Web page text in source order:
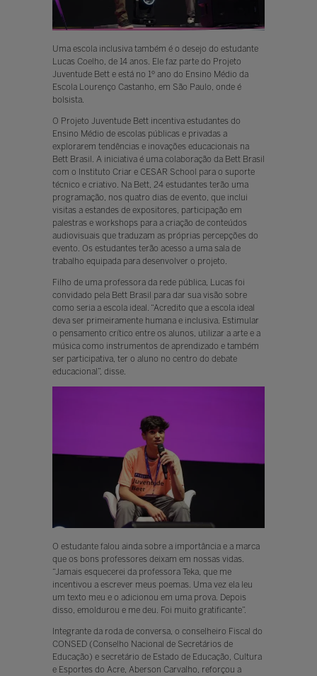
Uma escola inclusiva também é o desejo do estudante
Lucas Coelho, de 14 anos. Ele faz parte do Projeto
Juventude Bett e está no 1º ano do Ensino Médio da
Escola Lourenço Castanho, em São Paulo, onde é
bolsista.
O Projeto Juventude Bett incentiva estudantes do
Ensino Médio de escolas públicas e privadas a
explorarem tendências e inovações educacionais na
Bett Brasil. A iniciativa é uma colaboração da Bett Brasil
com o Instituto Criar e CESAR School para o suporte
técnico e criativo. Na Bett, 24 estudantes terão uma
programação, nos quatro dias de evento, que inclui
visitas a estandes de expositores, participação em
palestras e workshops para a criação de conteúdos
audiovisuais que traduzam as próprias percepções do
evento. Os estudantes terão acesso a uma sala de
trabalho equipada para desenvolver o projeto.
Filho de uma professora da rede pública, Lucas foi
convidado pela Bett Brasil para dar sua visão sobre
como seria a escola ideal. “Acredito que a escola ideal
deva ser primeiramente humana e inclusiva. Estimular
o pensamento crítico entre os alunos, utilizar a arte e a
música como instrumentos de aprendizado e também
ser participativa, ter o aluno no centro do debate
educacional”, disse.
O estudante falou ainda sobre a importância e a marca
que os bons professores deixam em nossas vidas.
“Jamais esquecerei da professora Teka, que me
incentivou a escrever meus poemas. Uma vez ela leu
um texto meu e o adicionou em uma prova. Depois
disso, emoldurou e me deu. Foi muito gratificante”.
Integrante da roda de conversa, o conselheiro Fiscal do
CONSED (Conselho Nacional de Secretários de
Educação) e secretário de Estado de Educação, Cultura
e Esportes do Acre, Aberson Carvalho, reforçou a